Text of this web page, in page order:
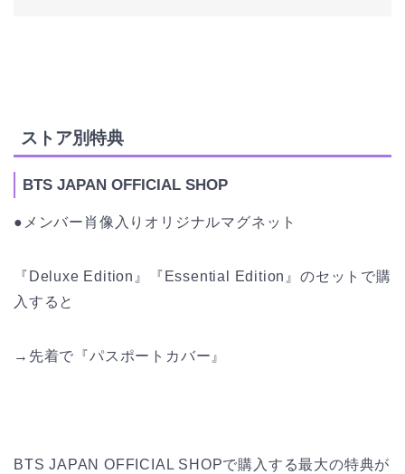
ストア別特典
BTS JAPAN OFFICIAL SHOP
●メンバー肖像入りオリジナルマグネット
『Deluxe Edition』『Essential Edition』のセットで購
入すると
→先着で『パスポートカバー』
BTS JAPAN OFFICIAL SHOPで購入する最大の特典が